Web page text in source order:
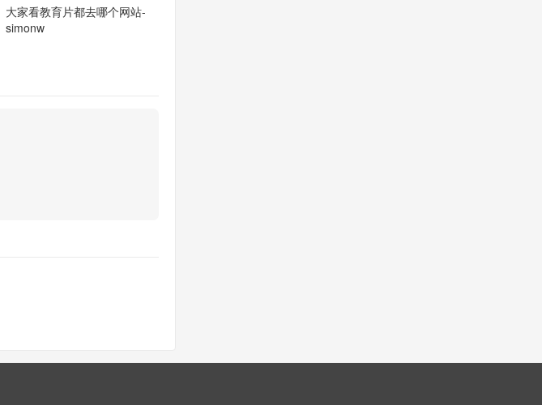
大家看教育片都去哪个网站-
simonw